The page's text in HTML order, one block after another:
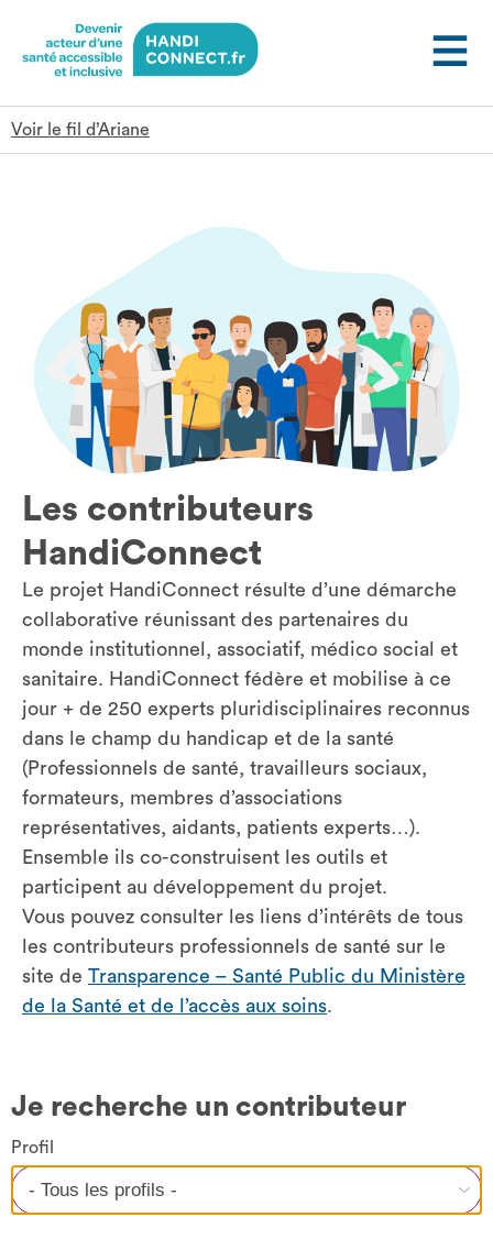
Voir le fil d’Ariane
Les contributeurs
HandiConnect
Le projet HandiConnect résulte d’une démarche
collaborative réunissant des partenaires du
monde institutionnel, associatif, médico social et
sanitaire. HandiConnect fédère et mobilise à ce
jour + de 250 experts pluridisciplinaires reconnus
dans le champ du handicap et de la santé
(Professionnels de santé, travailleurs sociaux,
formateurs, membres d’associations
représentatives, aidants, patients experts…).
Ensemble ils co-construisent les outils et
participent au développement du projet.
Vous pouvez consulter les liens d’intérêts de tous
les contributeurs professionnels de santé sur le
site de Transparence – Santé Public du Ministère
de la Santé et de l’accès aux soins.
Je recherche un contributeur
Profil